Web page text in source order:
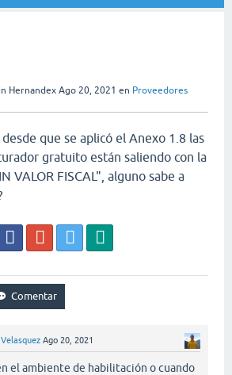
Hernandex Ago 20, 2021 en Proveedores
que se aplicó el Anexo 1.8 las
gratuito están saliendo con la
VALOR FISCAL", alguno sabe a
Ago 20, 2021
el ambiente de habilitación o cuando